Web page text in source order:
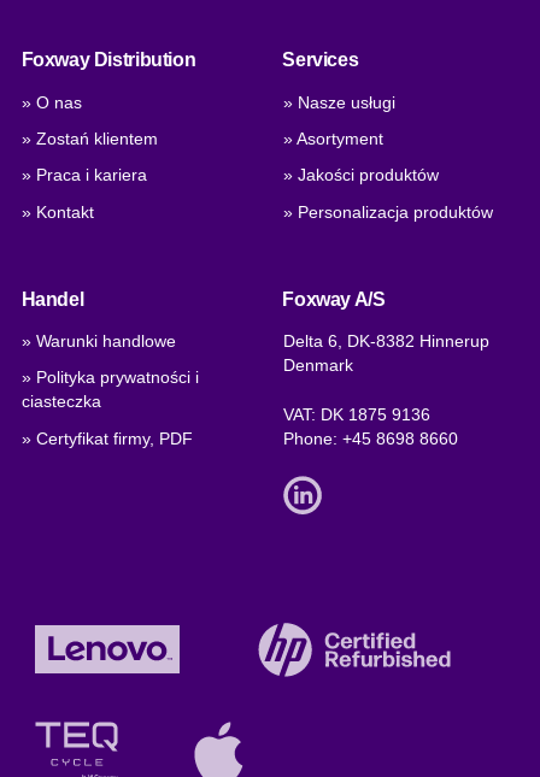
Foxway Distribution
» O nas
» Zostań klientem
» Praca i kariera
» Kontakt
Services
» Nasze usługi
» Asortyment
» Jakości produktów
» Personalizacja produktów
Handel
» Warunki handlowe
» Polityka prywatności i
ciasteczka
» Certyfikat firmy, PDF
Foxway A/S
Delta 6, DK-8382 Hinnerup
Denmark
VAT: DK 1875 9136
Phone:+45 8698 8660